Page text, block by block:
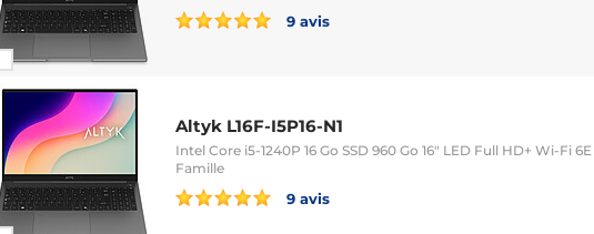
9 avis
Altyk L16F-I5P16-N1
Intel Core i5-1240P 16 Go SSD 960 Go 16" LED Full HD+ Wi-Fi
Famille
9 avis